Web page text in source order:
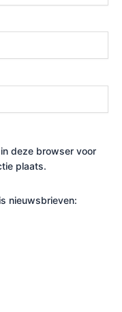
deze browser voor
plaats.
nieuwsbrieven: